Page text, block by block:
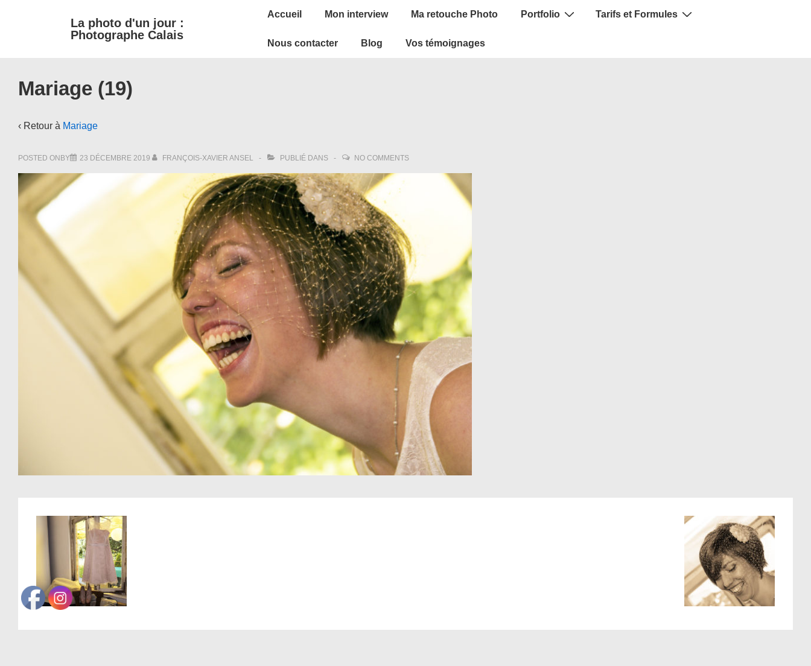
La photo d'un jour :
Photographe Calais
Main
Accueil Mon interview Ma retouche Photo Portfolio Tarifs et Formules
Nous contacter Blog Vos témoignages
Mariage (19)
‹ Retour à Mariage
POSTED ONBY 23 DÉCEMBRE 2019 FRANÇOIS-XAVIER ANSEL PUBLIÉ DANS NO COMMENTS